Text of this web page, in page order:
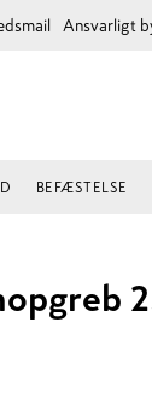
Ansvarligt
BEFÆSTELSE